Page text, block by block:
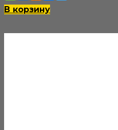
В корзину